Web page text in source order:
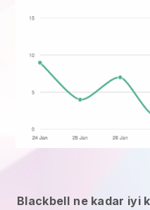
Blackbell ne kadar iyi